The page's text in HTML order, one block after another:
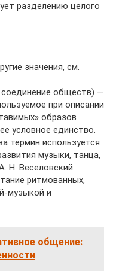
разделению целого
значения, см.
обществ) —
при описании
образов
условное единство.
термин используется
музыки, танца,
Н. Веселовский
ритмованных,
музыкой и
общение: